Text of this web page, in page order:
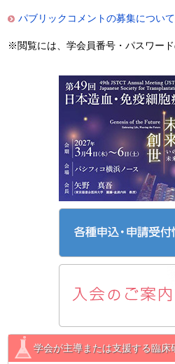
パブリックコメントの募集について
※閲覧には、学会員番号・パスワード
学会が主導または支援する臨床